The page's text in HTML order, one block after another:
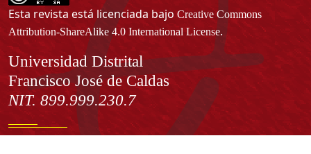
Esta revista está licenciada bajo Creative Commons
Attribution-ShareAlike 4.0 International License.
Información
Universidad Distrital
Francisco José de Caldas
NIT. 899.999.230.7